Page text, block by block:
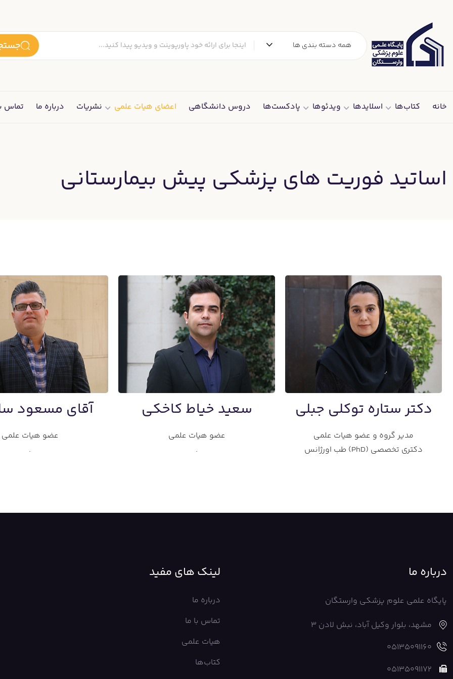
همه دسته بندی ها
خانه کتاب‌ها اسلایدها ویدئوها پادکست‌ها دروس دانشگاهی اعضای هیات علمی نشریات درباره ما تماس
اساتید فوریت های پزشکی پیش بیمارستانی
دکتر ستاره توکلی جبلی
مدیر گروه و عضو هیات علمی
دکتری تخصصی (PhD) طب اورژانس
سعید خیاط کاخکی
عضو هیات علمی
.
آقای مسعود
عضو هیات علمی
.
درباره ما
پایگاه علمی علوم پزشکی وارستگان
مشهد، بلوار وکیل آباد، نبش لادن 3
05135091160
05135091172
لینک های مفید
درباره ما
تماس با ما
هیات علمی
کتاب‌ها